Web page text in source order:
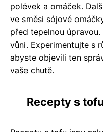
polévek a omáček.
ve směsi sójové
před tepelnou
vůni. Experimentujte s
abyste objevili ten
vaše chutě.
Recepty s